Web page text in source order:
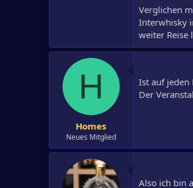
Verglichen
Interwhisky
weiter Reise
H
Homes
Neues Mitglied
Ist auf jeden
Der
Also ich bin